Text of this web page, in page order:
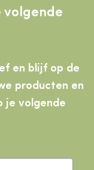
volgende
en blijf op de
producten en
je volgende